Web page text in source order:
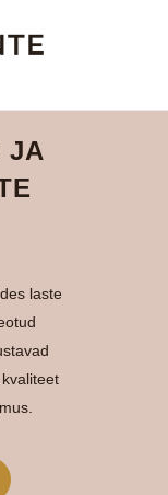
JA
laste